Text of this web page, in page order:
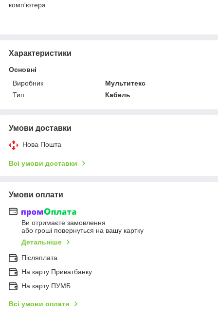
комп'ютера
Характеристики
Основні
Виробник
Мультитекс
Тип
Кабель
Умови доставки
Нова Пошта
Всі умови доставки
Умови оплати
Ви отримаєте замовлення
або гроші повернуться на вашу картку
Детальніше
Післяплата
На карту Приватбанку
На карту ПУМБ
Всі умови оплати